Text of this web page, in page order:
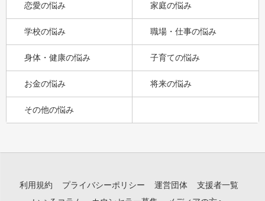
恋愛の悩み 家庭の悩み
学校の悩み 職場・仕事の悩み
身体・健康の悩み 子育ての悩み
お金の悩み 将来の悩み
その他の悩み
利用規約 プライバシーポリシー 運営団体
支援者一覧